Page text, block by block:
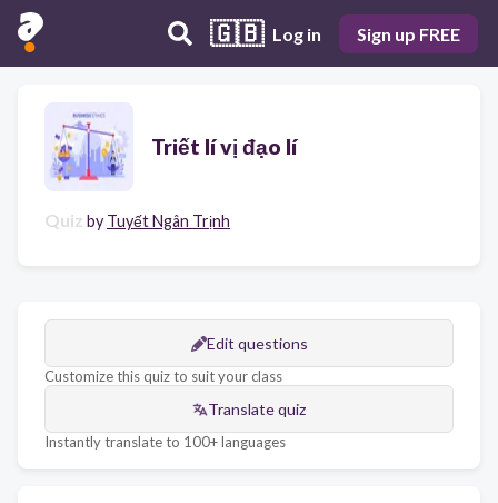
🇬🇧 Log in Sign up FREE
Triết lí vị đạo lí
Quiz by Tuyết Ngân Trịnh
Edit questions
Customize this quiz to suit your class
Translate quiz
Instantly translate to 100+ languages